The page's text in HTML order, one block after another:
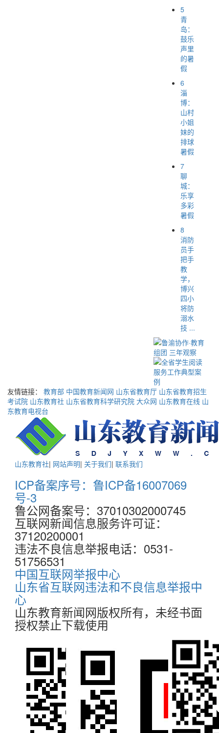
5
青
岛：
鼓乐
声里
的暑
假
6
淄
博：
山村
小姐
妹的
排球
暑假
7
聊
城：
乐享
多彩
暑假
8
消防
员手
把手
教
学，
博兴
四小
将防
溺水
技 ...
友情链接： 教育部 中国教育新闻网 山东省教育厅 山东省教育招生
考试院 山东教育社 山东省教育科学研究院 大众网 山东教育在线 山
东教育电视台
山东教育社| 网站声明| 关于我们| 联系我们
ICP备案序号：鲁ICP备16007069
号-3
鲁公网备案号：37010302000745
互联网新闻信息服务许可证：
37120200001
违法不良信息举报电话：0531-
51756531
中国互联网举报中心
山东省互联网违法和不良信息举报中
心
山东教育新闻网版权所有，未经书面
授权禁止下载使用